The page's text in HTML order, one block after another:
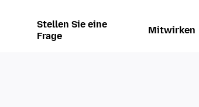
Stellen Sie eine
Frage
Mitwirken